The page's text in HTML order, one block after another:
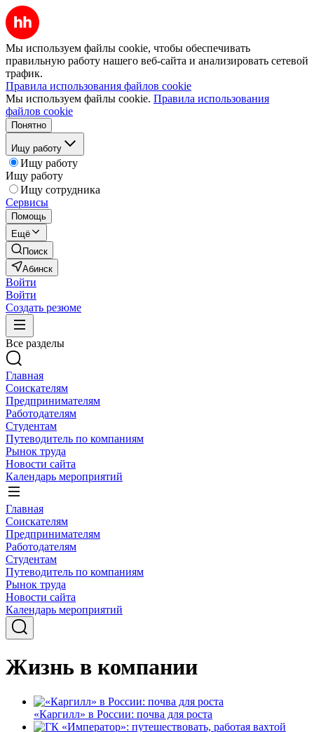
Мы используем файлы cookie, чтобы обеспечивать
правильную работу нашего веб-сайта и анализировать сетевой
трафик.
Правила использования файлов cookie
Мы используем файлы cookie. Правила использования
файлов cookie
Понятно
Ищу работу
Ищу работу
Ищу работу
Ищу сотрудника
Сервисы
Помощь
Ещё
Поиск
Абинск
Войти
Войти
Создать резюме
Все разделы
Главная
Соискателям
Предпринимателям
Работодателям
Студентам
Путеводитель по компаниям
Рынок труда
Новости сайта
Календарь мероприятий
Главная
Соискателям
Предпринимателям
Работодателям
Студентам
Путеводитель по компаниям
Рынок труда
Новости сайта
Календарь мероприятий
Жизнь в компании
«Каргилл» в России: почва для роста